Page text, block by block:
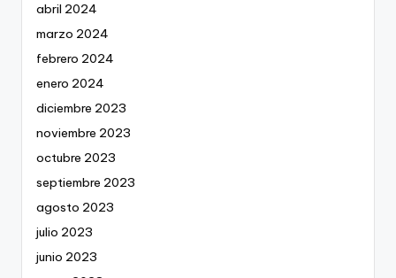
abril 2024
marzo 2024
febrero 2024
enero 2024
diciembre 2023
noviembre 2023
octubre 2023
septiembre 2023
agosto 2023
julio 2023
junio 2023